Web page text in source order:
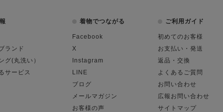
ランド
グ(丸洗い）
サービス
着物でつながる
Facebook
X
Instagram
LINE
ブログ
メールマガジン
お客様の声
ご利用ガイド
初めてのお客様
お支払い・発送
返品・交換
よくあるご質問
お問い合わせ
広報お問い合わせ
サイトマップ